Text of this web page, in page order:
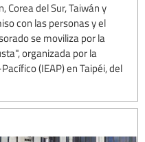
Corea del Sur, Taiwán y
con las personas y el
se moviliza por la
organizada por la
(IEAP) en Taipéi, del